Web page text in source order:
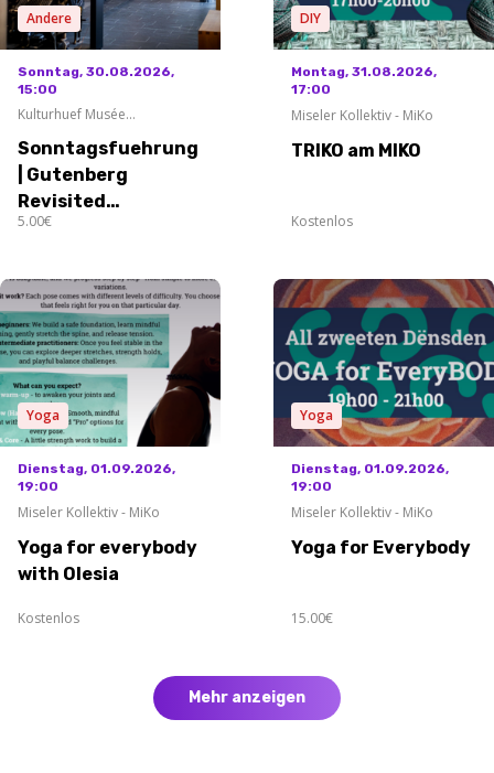
Andere
Sonntag, 30.08.2026,
15:00
Kulturhuef Musée
Sonntagsfuehrung
| Gutenberg
Revisited
Ausstellung
5.00€
DIY
Montag, 31.08.2026,
17:00
Miseler Kollektiv - MiKo
TRIKO am MIKO
Kostenlos
Yoga
Dienstag, 01.09.2026,
19:00
Miseler Kollektiv - MiKo
Yoga for everybody
with Olesia
Kostenlos
Yoga
Dienstag, 01.09.2026,
19:00
Miseler Kollektiv - MiKo
Yoga for Everybody
15.00€
Mehr anzeigen